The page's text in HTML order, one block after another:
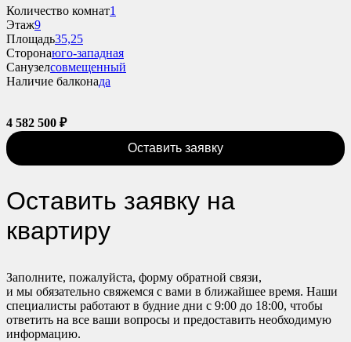
Количество комнат1
Этаж9
Площадь35,25
Сторонаюго-западная
Санузелсовмещенный
Наличие балконада
4 582 500 ₽
Оставить заявку
Оставить заявку на
квартиру
Заполните, пожалуйста, форму обратной связи,
и мы обязательно свяжемся с вами в ближайшее время. Наши
специалисты работают в будние дни с 9:00 до 18:00, чтобы
ответить на все ваши вопросы и предоставить необходимую
информацию.